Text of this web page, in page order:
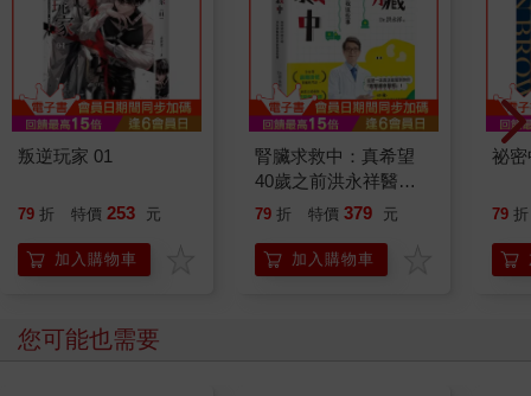
叛逆玩家 01
79 折 特價 253 元
加入購物車
腎臟求救中：真希望
40歲之前洪永祥醫師
就告訴我這些事
79 折 特價 379 元
加入購物車
祕
79 折
您可能也需要